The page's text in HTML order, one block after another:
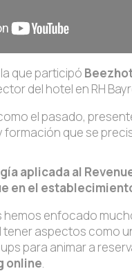
que participó
del hotel en RH
el pasado,
que se
aplicada al
en el
enfocado
aspectos como
para animar a
online.